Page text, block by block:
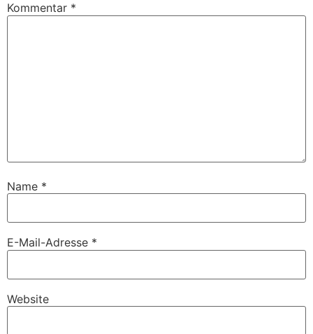
Kommentar *
Name *
E-Mail-Adresse *
Website